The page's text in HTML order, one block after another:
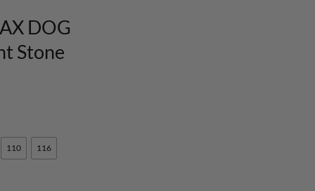
DOG
Stone
110 116